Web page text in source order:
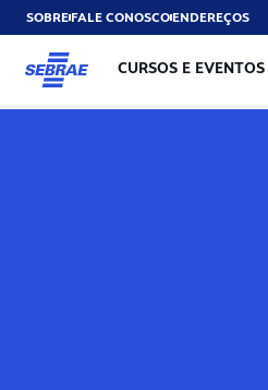
SOBREFALE CONOSCOENDEREÇOS
CURSOS E EVENTOS